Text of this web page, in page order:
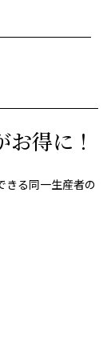
得に！
きる同一生産者の